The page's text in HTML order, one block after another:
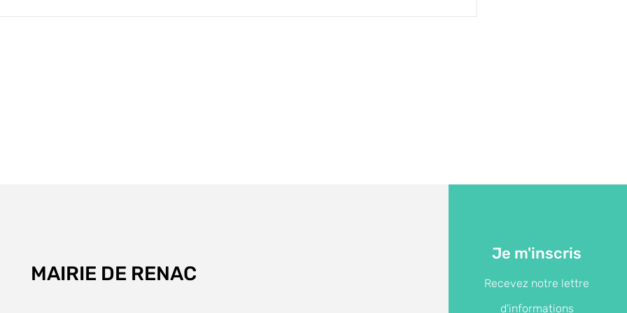
MAIRIE DE RENAC
Je m'inscris
Recevez notre lettre
d'informations